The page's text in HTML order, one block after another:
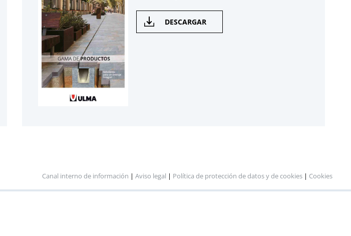
DESCARGAR
Canal interno de información | Aviso legal | Política de protección de datos y de cookies | Cookies